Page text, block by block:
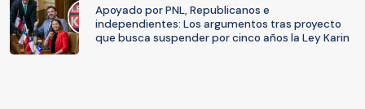
Apoyado por PNL, Republicanos e
independientes: Los argumentos tras proyecto
que busca suspender por cinco años la Ley Karin